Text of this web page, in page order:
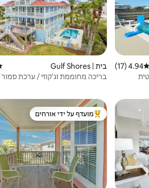
דירוג ממוצע של 4.94 מתוך 5, 17 ביקורות
4.94 (17)
בית | Gulf Shores
בריכה מחוממת וג'קוזי / ערכת סמור
מוביל בקרב נכסים מועדפים על ידי
מועדף על ידי אורחים